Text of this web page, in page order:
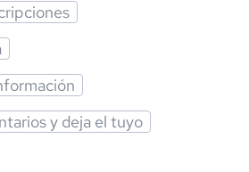
y deja el tuyo